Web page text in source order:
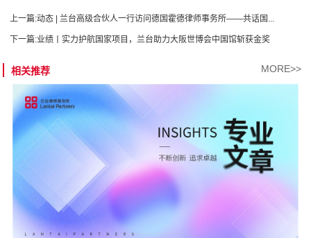
上一篇:动态 | 兰台高级合伙人一行访问德国霍德律师事务所——共话国...
下一篇:业绩丨实力护航国家项目，兰台助力大阪世博会中国馆斩获金奖
相关推荐 MORE>>